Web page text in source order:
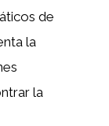
de
la
la